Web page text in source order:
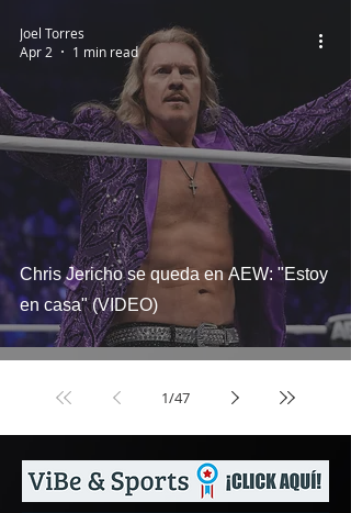
Chris Jericho se queda en AEW: "Estoy
en casa" (VIDEO)
Joel Torres
Apr 2
1 min read
1/47